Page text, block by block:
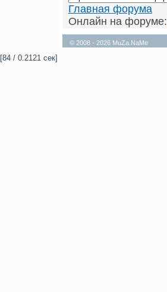
Главная форума
Онлайн на форуме:
© 2008 - 2026 MuZa.NaMe
[84 / 0.2121 сек]